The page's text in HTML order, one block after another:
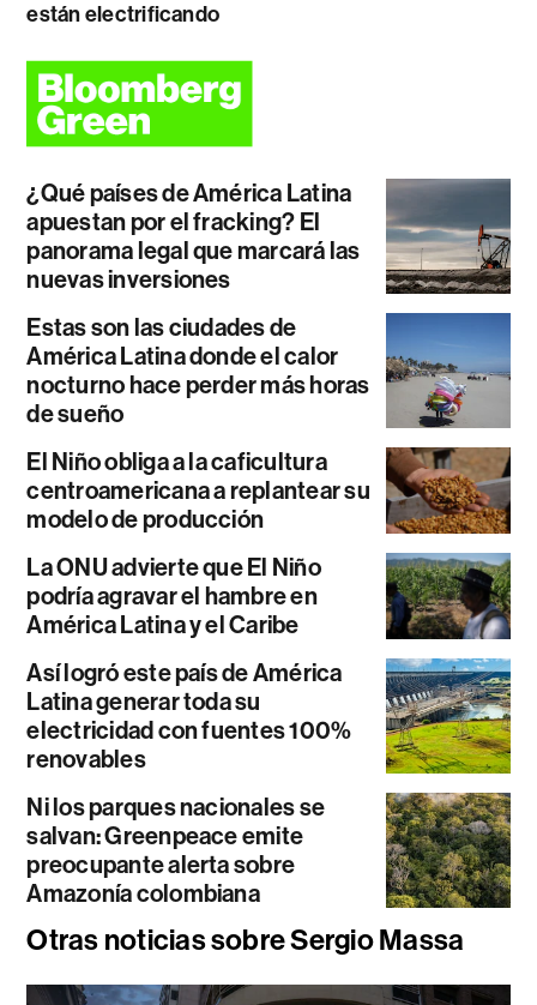
están electrificando
¿Qué países de América Latina
apuestan por el fracking? El
panorama legal que marcará las
nuevas inversiones
Estas son las ciudades de
América Latina donde el calor
nocturno hace perder más horas
de sueño
El Niño obliga a la caficultura
centroamericana a replantear su
modelo de producción
La ONU advierte que El Niño
podría agravar el hambre en
América Latina y el Caribe
Así logró este país de América
Latina generar toda su
electricidad con fuentes 100%
renovables
Ni los parques nacionales se
salvan: Greenpeace emite
preocupante alerta sobre
Amazonía colombiana
Otras noticias sobre Sergio Massa